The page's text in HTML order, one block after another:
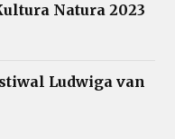
Natura 2023
Ludwiga van